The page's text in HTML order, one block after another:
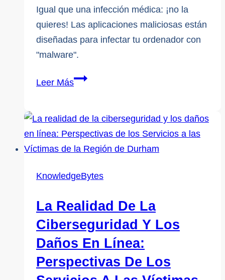
Igual que una infección médica: ¡no la
quieres! Las aplicaciones maliciosas están
diseñadas para infectar tu ordenador con
"malware".
Leer Más5
los
niños
deben
para
evitar
infecciones
KnowledgeBytes
La Realidad De La
Ciberseguridad Y Los
Daños En Línea:
Perspectivas De Los